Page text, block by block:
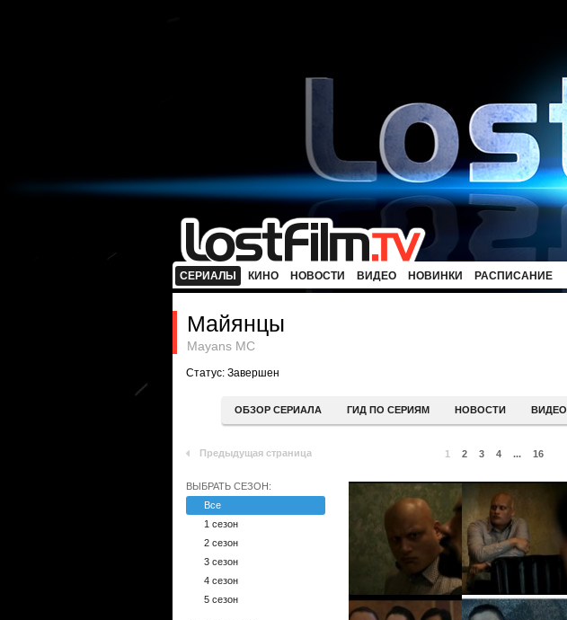
СЕРИАЛЫ КИНО НОВОСТИ ВИДЕО НОВИНКИ РАСПИСАНИЕ
Майянцы
Mayans MC
Статус: Завершен
ОБЗОР СЕРИАЛА ГИД ПО СЕРИЯМ НОВОСТИ ВИДЕО
Предыдущая страница 1 2 3 4 ... 16
ВЫБРАТЬ СЕЗОН:
Все
1 сезон
2 сезон
3 сезон
4 сезон
5 сезон